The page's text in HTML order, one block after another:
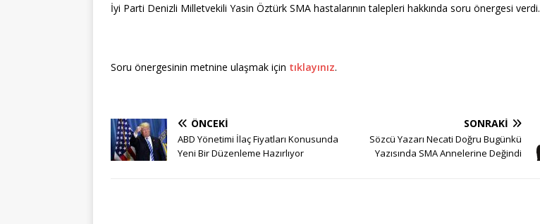
İyi Parti Denizli Milletvekili Yasin Öztürk SMA hastalarının talepleri hakkında soru önergesi verdi.
Soru önergesinin metnine ulaşmak için tıklayınız.
ÖNCEKI
ABD Yönetimi İlaç Fiyatları Konusunda
Yeni Bir Düzenleme Hazırlıyor
SONRAKI
Sözcü Yazarı Necati Doğru Bugünkü
Yazısında SMA Annelerine Değindi